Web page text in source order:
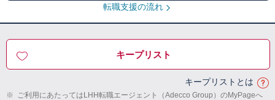
転職支援の流れ
キープリスト
キープリストとは
※ ご利用にあたってはLHH転職エージェント（Adecco Group）のMyPageへ